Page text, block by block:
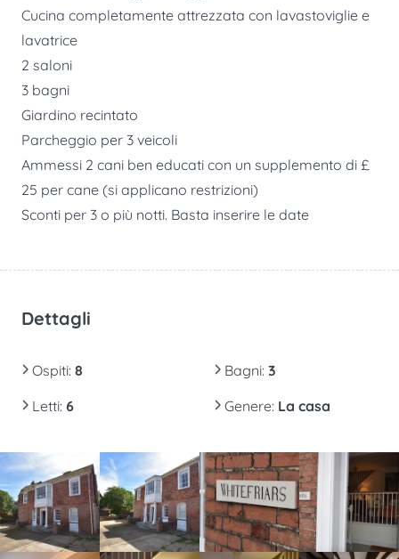
Cucina completamente attrezzata con lavastoviglie e
lavatrice
2 saloni
3 bagni
Giardino recintato
Parcheggio per 3 veicoli
Ammessi 2 cani ben educati con un supplemento di £
25 per cane (si applicano restrizioni)
Sconti per 3 o più notti. Basta inserire le date
Dettagli
Ospiti: 8 Bagni: 3
Letti: 6 Genere: La casa